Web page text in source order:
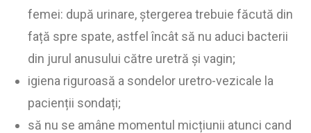
femei: după urinare, ștergerea trebuie făcută din
față spre spate, astfel încât să nu aduci bacterii
din jurul anusului către uretră și vagin;
igiena riguroasă a sondelor uretro-vezicale la
pacienții sondați;
să nu se amâne momentul micțiunii atunci cand